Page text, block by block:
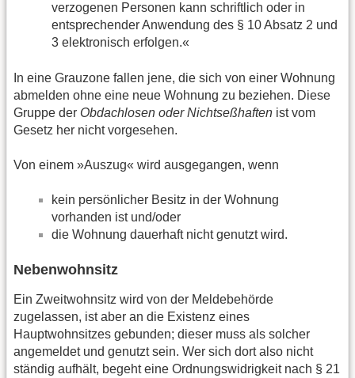
verzogenen Personen kann schriftlich oder in
entsprechender Anwendung des § 10 Absatz 2 und
3 elektronisch erfolgen.«
In eine Grauzone fallen jene, die sich von einer Wohnung
abmelden ohne eine neue Wohnung zu beziehen. Diese
Gruppe der Obdachlosen oder Nichtseßhaften ist vom
Gesetz her nicht vorgesehen.
Von einem »Auszug« wird ausgegangen, wenn
kein persönlicher Besitz in der Wohnung
vorhanden ist und/oder
die Wohnung dauerhaft nicht genutzt wird.
Nebenwohnsitz
Ein Zweitwohnsitz wird von der Meldebehörde
zugelassen, ist aber an die Existenz eines
Hauptwohnsitzes gebunden; dieser muss als solcher
angemeldet und genutzt sein. Wer sich dort also nicht
ständig aufhält, begeht eine Ordnungswidrigkeit nach § 21